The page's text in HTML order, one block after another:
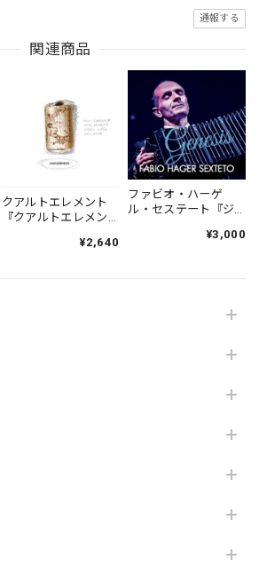
通報する
関連商品
クアルトエレメント
『クアルトエレメン
Cuartoelemento『Cu
（007RECORDS-27）
¥2,640
ファビオ・ハーゲ
ル・セステート『ジ
¥3,000